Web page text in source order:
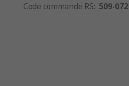
Code commande RS: 509-